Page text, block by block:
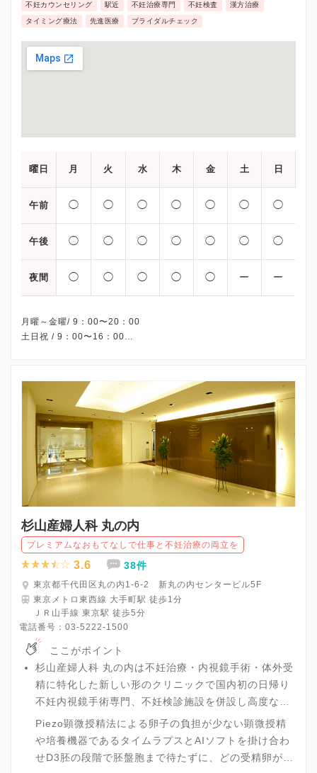
不妊カウンセリング 駅近 不妊治療専門 不妊検査 漢方治療
タイミング療法 先進医療 ブライダルチェック
曜日 月 火 水 木 金 土 日
午前 ◯ ◯ ◯ ◯ ◯ ◯ ◯
午後 ◯ ◯ ◯ ◯ ◯ ◯ ◯
夜間 ◯ ◯ ◯ ◯ ◯ ー ー
月曜～金曜/ 9：00〜20：00
土日祝 / 9：00〜16：00
杉山産婦人科 丸の内
プレミアムなおもてなしで仕事と不妊治療の両立を
3.6 38件
東京都千代田区丸の内1-6-2 新丸の内センタービル5F
東京メトロ東西線 大手町駅 徒歩1分
ＪＲ山手線 東京駅 徒歩5分
電話番号： 03-5222-1500
ここがポイント
杉山産婦人科 丸の内は不妊治療・内視鏡手術・体外受
精に特化した新しい形のクリニックで国内初の日帰り
不妊内視鏡手術専門、不妊検診施設を併設し高度な生
殖医療を充実させた高度な不妊治療を行える環境が整
ったクリニックです。
Piezo顕微授精法による卵子の負担が少ない顕微授精
や培養機器であるタイムラプスとAIソフトを掛け合わ
せD3胚の段階で胚盤胞まで待たずに、どの受精卵が望